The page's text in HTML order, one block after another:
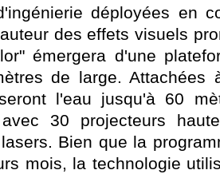
déployées en
des effets visuels
émergera d'une
de large. Attachées
l'eau jusqu'à 60
30 projecteurs
Bien que la
mois, la technologie